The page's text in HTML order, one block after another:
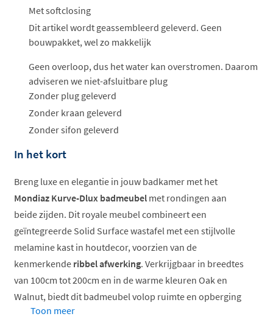
Met softclosing
Dit artikel wordt geassembleerd geleverd. Geen
bouwpakket, wel zo makkelijk
Geen overloop, dus het water kan overstromen. Daarom
adviseren we niet-afsluitbare plug
Zonder plug geleverd
Zonder kraan geleverd
Zonder sifon geleverd
In het kort
Breng luxe en elegantie in jouw badkamer met het
Mondiaz Kurve-Dlux badmeubel met rondingen aan
beide zijden. Dit royale meubel combineert een
geïntegreerde Solid Surface wastafel met een stijlvolle
melamine kast in houtdecor, voorzien van de
kenmerkende ribbel afwerking. Verkrijgbaar in breedtes
van 100cm tot 200cm en in de warme kleuren Oak en
Walnut, biedt dit badmeubel volop ruimte en opberging
voor grotere badkamers.
Toon meer